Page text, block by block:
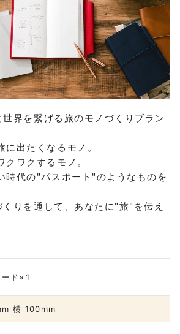
界を繋げる旅のモノづくりブラン
出たくなるモノ。
ワクするモノ。
時代の"パスポート"のようなものを
りを通して、あなたに"旅"を伝え
ド×1
横 100mm